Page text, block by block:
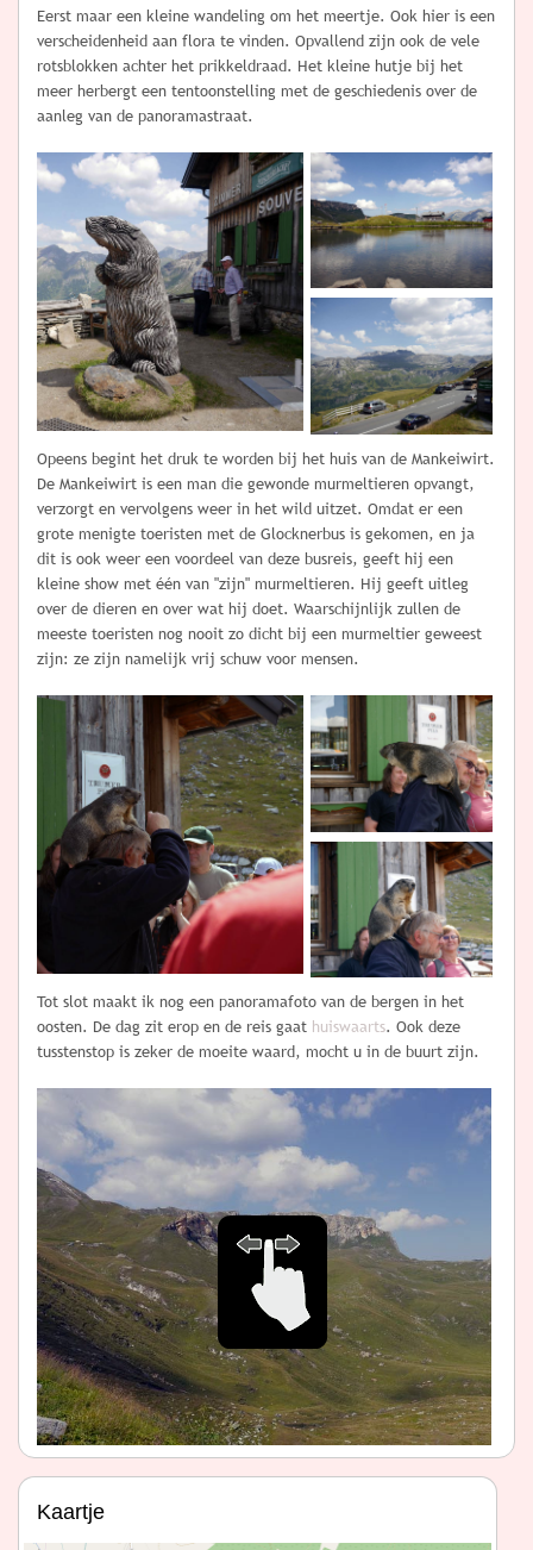
Kaartje
Eerst maar een kleine wandeling om het meertje. Ook hier is een
verscheidenheid aan flora te vinden. Opvallend zijn ook de vele
rotsblokken achter het prikkeldraad. Het kleine hutje bij het
meer herbergt een tentoonstelling met de geschiedenis over de
aanleg van de panoramastraat.
Opeens begint het druk te worden bij het huis van de Mankeiwirt.
De Mankeiwirt is een man die gewonde murmeltieren opvangt,
verzorgt en vervolgens weer in het wild uitzet. Omdat er een
grote menigte toeristen met de Glocknerbus is gekomen, en ja
dit is ook weer een voordeel van deze busreis, geeft hij een
kleine show met één van "zijn" murmeltieren. Hij geeft uitleg
over de dieren en over wat hij doet. Waarschijnlijk zullen de
meeste toeristen nog nooit zo dicht bij een murmeltier geweest
zijn: ze zijn namelijk vrij schuw voor mensen.
Tot slot maakt ik nog een panoramafoto van de bergen in het
oosten. De dag zit erop en de reis gaat huiswaarts. Ook deze
tusstenstop is zeker de moeite waard, mocht u in de buurt zijn.